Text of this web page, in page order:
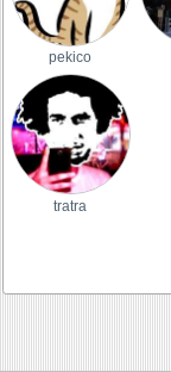
pekico
tratra